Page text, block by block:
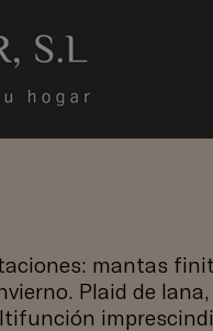
mantas
Plaid de lana,